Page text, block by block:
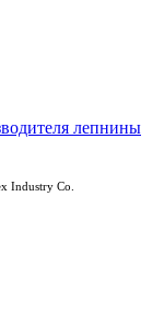
Industry Co.